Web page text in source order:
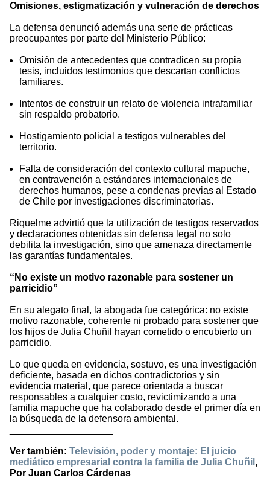
Omisiones, estigmatización y vulneración de derechos
La defensa denunció además una serie de prácticas
preocupantes por parte del Ministerio Público:
Omisión de antecedentes que contradicen su propia
tesis, incluidos testimonios que descartan conflictos
familiares.
Intentos de construir un relato de violencia intrafamiliar
sin respaldo probatorio.
Hostigamiento policial a testigos vulnerables del
territorio.
Falta de consideración del contexto cultural mapuche,
en contravención a estándares internacionales de
derechos humanos, pese a condenas previas al Estado
de Chile por investigaciones discriminatorias.
Riquelme advirtió que la utilización de testigos reservados
y declaraciones obtenidas sin defensa legal no solo
debilita la investigación, sino que amenaza directamente
las garantías fundamentales.
“No existe un motivo razonable para sostener un
parricidio”
En su alegato final, la abogada fue categórica: no existe
motivo razonable, coherente ni probado para sostener que
los hijos de Julia Chuñil hayan cometido o encubierto un
parricidio.
Lo que queda en evidencia, sostuvo, es una investigación
deficiente, basada en dichos contradictorios y sin
evidencia material, que parece orientada a buscar
responsables a cualquier costo, revictimizando a una
familia mapuche que ha colaborado desde el primer día en
la búsqueda de la defensora ambiental.
Ver también: Televisión, poder y montaje: El juicio
mediático empresarial contra la familia de Julia Chuñil ,
Por Juan Carlos Cárdenas